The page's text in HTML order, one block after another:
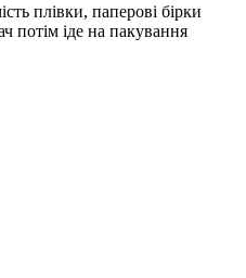
плівки, паперові бірки
потім іде на пакування